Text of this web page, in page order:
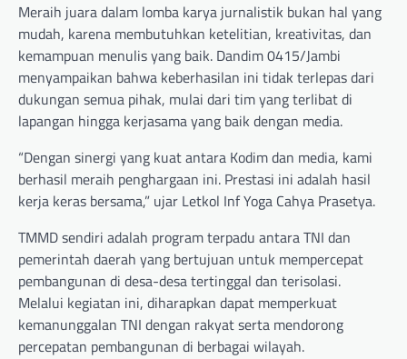
Meraih juara dalam lomba karya jurnalistik bukan hal yang
mudah, karena membutuhkan ketelitian, kreativitas, dan
kemampuan menulis yang baik. Dandim 0415/Jambi
menyampaikan bahwa keberhasilan ini tidak terlepas dari
dukungan semua pihak, mulai dari tim yang terlibat di
lapangan hingga kerjasama yang baik dengan media.
“Dengan sinergi yang kuat antara Kodim dan media, kami
berhasil meraih penghargaan ini. Prestasi ini adalah hasil
kerja keras bersama,” ujar Letkol Inf Yoga Cahya Prasetya.
TMMD sendiri adalah program terpadu antara TNI dan
pemerintah daerah yang bertujuan untuk mempercepat
pembangunan di desa-desa tertinggal dan terisolasi.
Melalui kegiatan ini, diharapkan dapat memperkuat
kemanunggalan TNI dengan rakyat serta mendorong
percepatan pembangunan di berbagai wilayah.